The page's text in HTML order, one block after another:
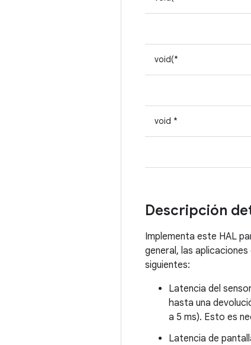
void(*
void *
Descripción
Implementa este HAL
general, las
siguientes:
Latencia del
hasta una
a 5 ms). Esto es
Latencia de